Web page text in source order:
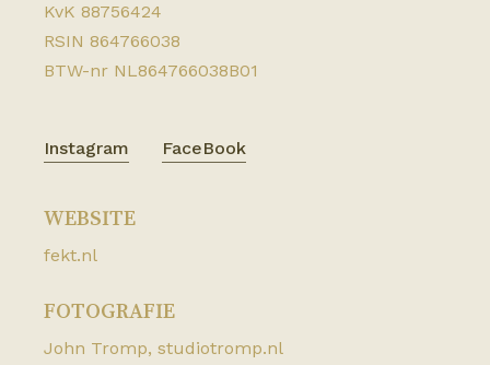
KvK 88756424
RSIN 864766038
BTW-nr NL864766038B01
Instagram FaceBook
WEBSITE
fekt.nl
FOTOGRAFIE
John Tromp,studiotromp.nl